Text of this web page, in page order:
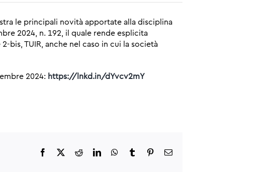
le principali novità apportate alla disciplina
2024, n. 192, il quale rende esplicita
bis, TUIR, anche nel caso in cui la società
2024: https://lnkd.in/dYvcv2mY
Facebook RedditLinkedInWhatsApp
Tumblr PinterestEmail